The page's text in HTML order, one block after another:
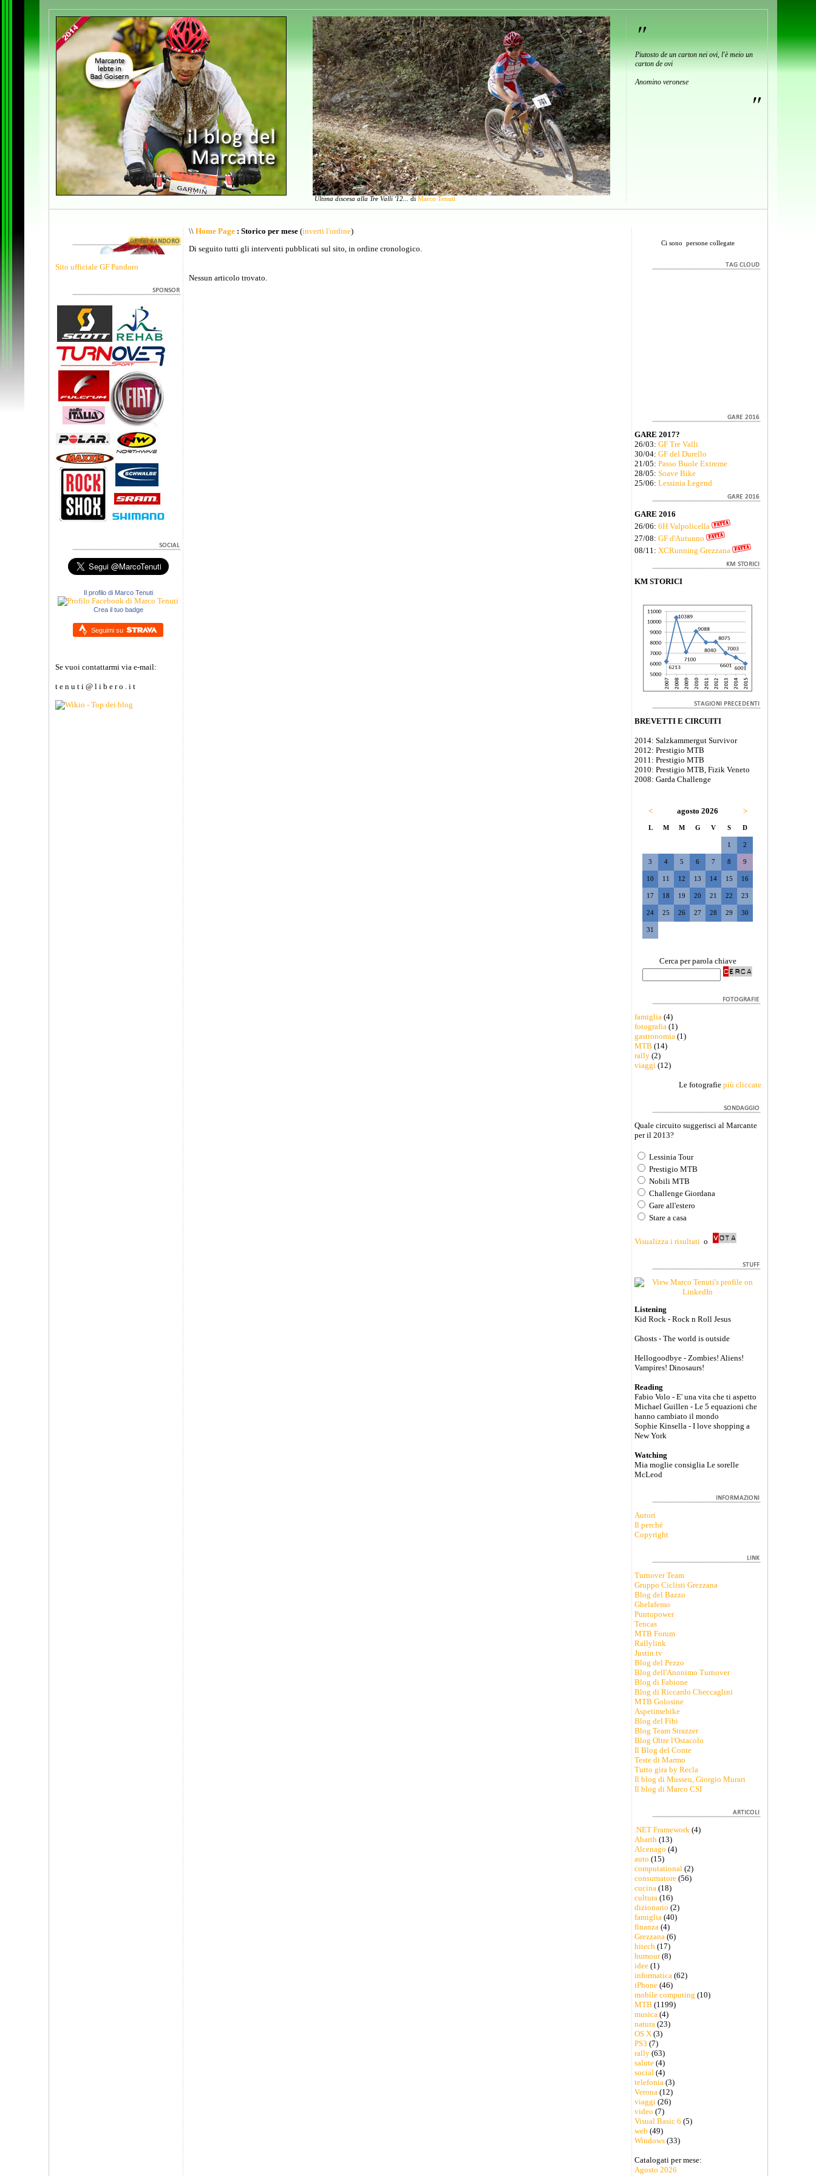
Ultima discesa alla Tre Valli '12... di Marco Tenuti
"
Piutosto de un carton nei ovi, l'è meio un
carton de ovi
Anomino veronese
"
Sito ufficiale GF Pandoro
Il profilo di Marco Tenuti
Crea il tuo badge
Seguimi su
Se vuoi contattarmi via e-mail:
t e n u t i @ l i b e r o . i t
\\ Home Page: Storico per mese(inverti l'ordine)
Di seguito tutti gli interventi pubblicati sul sito, in ordine cronologico.
Nessun articolo trovato.
Ci sono persone collegate
GARE 2017?
26/03: GF Tre Valli
30/04: GF del Durello
21/05: Passo Buole Extreme
28/05: Soave Bike
25/06: Lessinia Legend
GARE 2016
26/06: 6H Valpolicella
27/08: GF d'Autunno
08/11: XCRunning Grezzana
KM STORICI
BREVETTI E CIRCUITI
2014: Salzkammergut Survivor
2012: Prestigio MTB
2011: Prestigio MTB
2010: Prestigio MTB, Fizik Veneto
2008: Garda Challenge
< agosto 2026 >
L M M G V S D
1 2
3 4 5 6 7 8 9
10 11 12 13 14 15 16
17 18 19 20 21 22 23
24 25 26 27 28 29 30
31
Cerca per parola chiave
famiglia (4)
fotografia (1)
gastronomia (1)
MTB (14)
rally(2)
viaggi (12)
Le fotografie più cliccate
Quale circuito suggerisci al Marcante
per il 2013?
Lessinia Tour
Prestigio MTB
Nobili MTB
Challenge Giordana
Gare all'estero
Stare a casa
Visualizza i risultati o
Listening
Kid Rock - Rock n Roll Jesus
Ghosts - The world is outside
Hellogoodbye - Zombies! Aliens!
Vampires! Dinosaurs!
Reading
Fabio Volo - E' una vita che ti aspetto
Michael Guillen - Le 5 equazioni che
hanno cambiato il mondo
Sophie Kinsella - I love shopping a
New York
Watching
Mia moglie consiglia Le sorelle
McLeod
Autori
Il perché
Copyright
Turnover Team
Gruppo Ciclisti Grezzana
Blog del Bazzo
Ghelafemo
Puntopower
Tencas
MTB Forum
Rallylink
Justin.tv
Blog del Pezzo
Blog dell'Anonimo Turnover
Blog di Fabione
Blog di Riccardo Checcaglini
MTB Golosine
Aspetimebike
Blog del Fibi
Blog Team Strazzer
Blog Oltre l'Ostacolo
Il Blog del Conte
Teste di Marmo
Tutto gira by Recla
Il blog di Musseu, Giorgio Murari
Il blog di Marco CSI
.NET Framework(4)
Abarth(13)
Alcenago (4)
auto (15)
computational(2)
consumatore(56)
cucina(18)
cultura(16)
dizionario (2)
famiglia(40)
finanza(4)
Grezzana(6)
hitech(17)
humour(8)
idee(1)
informatica(62)
iPhone(46)
mobile computing (10)
MTB (1199)
musica(4)
natura(23)
OS X(3)
PS3 (7)
rally(63)
salute(4)
social(4)
telefonia(3)
Verona(12)
viaggi(26)
video (7)
Visual Basic 6 (5)
web (49)
Windows(33)
Catalogati per mese:
Agosto 2026